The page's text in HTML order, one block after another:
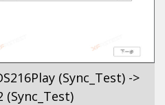
(Sync_Test) ->
(Sync_Test)